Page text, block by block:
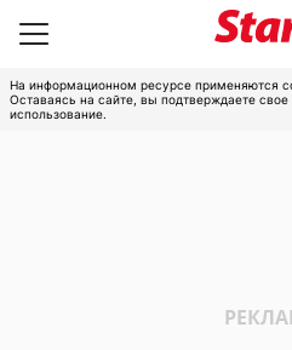
На информационном ресурсе применяются
Оставаясь на сайте, вы подтверждаете свое
использование.